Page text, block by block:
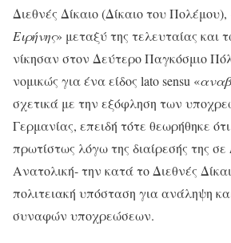
Διεθνές Δίκαιο (Δίκαιο του Πολέμου),
Ειρήνης» μεταξύ της τελευταίας
νίκησαν στον Δεύτερο Παγκόσμιο
νομικώς για ένα είδος lato sensu «
σχετικά με την εξόφληση των
Γερμανίας, επειδή τότε θεωρήθηκε
πρωτίστως λόγω της διαίρεσής της σε
Ανατολική- την κατά το Διεθνές
πολιτειακή υπόσταση για ανάληψη
συναφών υποχρεώσεων.